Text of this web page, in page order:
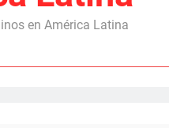
en América Latina